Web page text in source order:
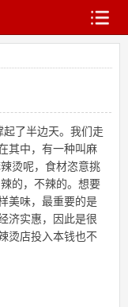
了半边天。我们走
其中，有一种叫麻
烫呢，食材恣意挑
的，不辣的。想要
美味，最重要的是
济实惠，因此是很
烫店投入本钱也不